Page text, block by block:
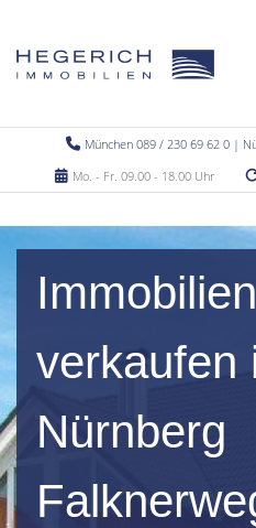
München 089 / 230 69 62 0 |
Mo. - Fr. 09.00 - 18.00 Uhr
Immobilien
verkaufen
Nürnberg